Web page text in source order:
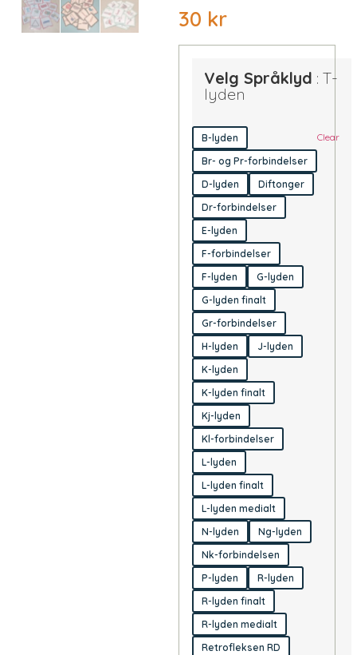
30 kr
Velg Språklyd T-
lyden
B-lyden
Br- og Pr-forbindelser
D-lyden
Diftonger
Dr-forbindelser
E-lyden
F-forbindelser
F-lyden
G-lyden
G-lyden finalt
Gr-forbindelser
H-lyden
J-lyden
K-lyden
K-lyden finalt
Kj-lyden
Kl-forbindelser
L-lyden
L-lyden finalt
L-lyden medialt
N-lyden
Ng-lyden
Nk-forbindelsen
P-lyden
R-lyden
R-lyden finalt
R-lyden medialt
Retrofleksen RD
Clear